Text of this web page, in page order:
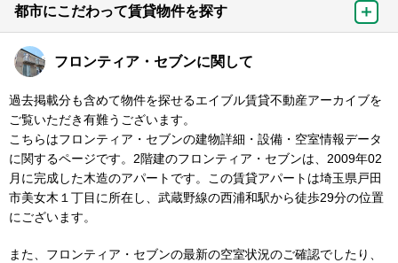
都市にこだわって賃貸物件を探す
フロンティア・セブンに関して
過去掲載分も含めて物件を探せるエイブル賃貸不動産アーカイブを
ご覧いただき有難うございます。
こちらはフロンティア・セブンの建物詳細・設備・空室情報データ
に関するページです。2階建のフロンティア・セブンは、2009年02
月に完成した木造のアパートです。この賃貸アパートは埼玉県戸田
市美女木１丁目に所在し、武蔵野線の西浦和駅から徒歩29分の位置
にございます。
また、フロンティア・セブンの最新の空室状況のご確認でしたり、